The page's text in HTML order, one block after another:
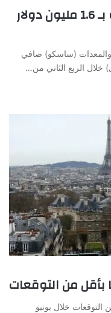
“ساسكو” تتحول إلى الخسارة بـ 1.6 مليون دولار
والمعدات (ساسكو) صافي
بأقل من التوقعات
خلال يونيو